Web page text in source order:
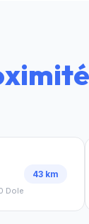
Dole
43 km